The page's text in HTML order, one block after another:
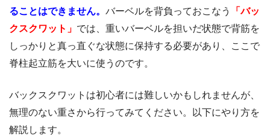
ることはできません。 バーベルを背負っておこなう
「バッ
クスクワット」 では、重いバーベルを担いだ状態で背筋を
しっかりと真っ直ぐな状態に保持する必要があり、ここで
脊柱起立筋を大いに使うのです。
バックスクワットは初心者には難しいかもしれませんが、
無理のない重さから行ってみてください。以下にやり方を
解説します。